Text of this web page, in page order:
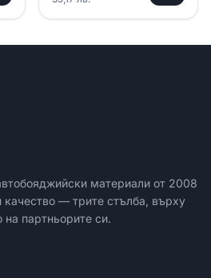
материали от 2008
качество — трите стълба, върху
партньорите си.